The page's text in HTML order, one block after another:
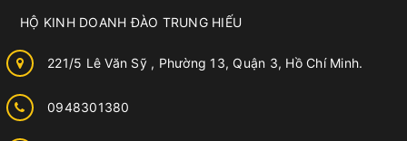
HỘ KINH DOANH ĐÀO TRUNG HIẾU
221/5 Lê Văn Sỹ , Phường 13, Quận 3, Hồ Chí Minh.
0948301380